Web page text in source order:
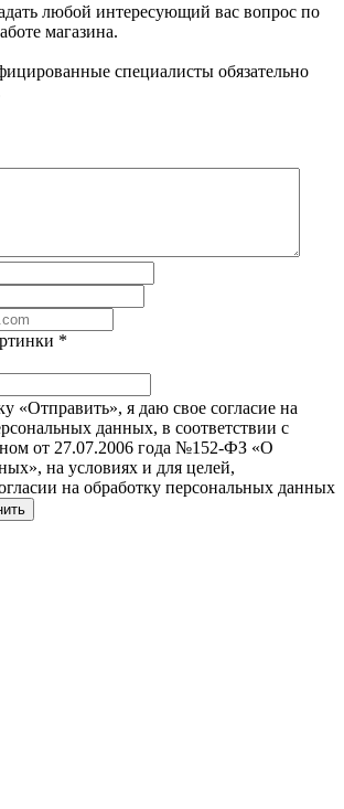
любой интересующий вас вопрос по
магазина.
специалисты обязательно
*
«Отправить», я даю свое согласие на
данных, в соответствии с
от 27.07.2006 года №152-ФЗ «О
на условиях и для целей,
на обработку персональных данных